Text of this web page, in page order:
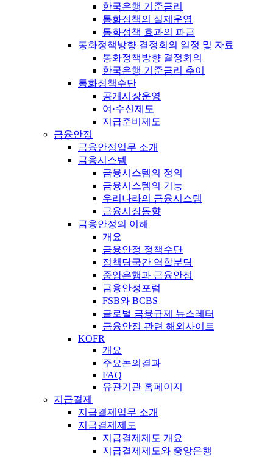
한국은행 기준금리
통화정책의 실제운영
통화정책 효과의 파급
통화정책방향 결정회의 일정 및 자료
통화정책방향 결정회의
한국은행 기준금리 추이
통화정책수단
공개시장운영
여·수신제도
지급준비제도
금융안정
금융안정업무 소개
금융시스템
금융시스템의 정의
금융시스템의 기능
우리나라의 금융시스템
금융시장동향
금융안정의 이해
개요
금융안정 정책수단
정책당국간 역할분담
중앙은행과 금융안정
금융안정포럼
FSB와 BCBS
글로벌 금융규제 뉴스레터
금융안정 관련 해외사이트
KOFR
개요
주요논의결과
FAQ
유관기관 홈페이지
지급결제
지급결제업무 소개
지급결제제도
지급결제제도 개요
지급결제제도와 중앙은행